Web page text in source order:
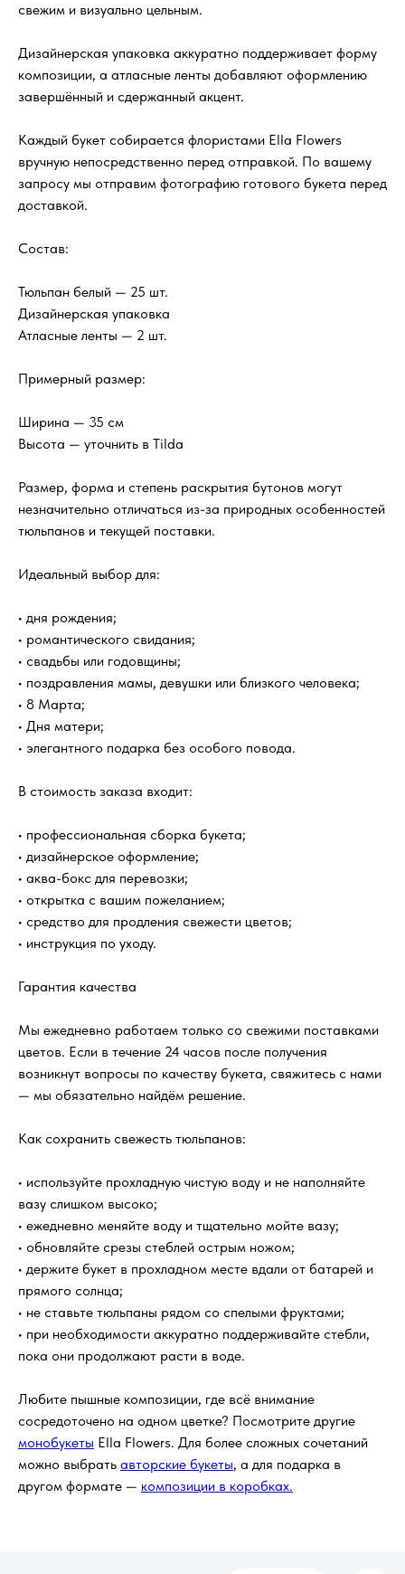
свежим и визуально цельным.
Дизайнерская упаковка аккуратно поддерживает форму
композиции, а атласные ленты добавляют оформлению
завершённый и сдержанный акцент.
Каждый букет собирается флористами Ella Flowers
вручную непосредственно перед отправкой. По вашему
запросу мы отправим фотографию готового букета перед
доставкой.
Состав:
Тюльпан белый — 25 шт.
Дизайнерская упаковка
Атласные ленты — 2 шт.
Примерный размер:
Ширина — 35 см
Высота — уточнить в Tilda
Размер, форма и степень раскрытия бутонов могут
незначительно отличаться из-за природных особенностей
тюльпанов и текущей поставки.
Идеальный выбор для:
• дня рождения;
• романтического свидания;
• свадьбы или годовщины;
• поздравления мамы, девушки или близкого человека;
• 8 Марта;
• Дня матери;
• элегантного подарка без особого повода.
В стоимость заказа входит:
• профессиональная сборка букета;
• дизайнерское оформление;
• аква-бокс для перевозки;
• открытка с вашим пожеланием;
• средство для продления свежести цветов;
• инструкция по уходу.
Гарантия качества
Мы ежедневно работаем только со свежими поставками
цветов. Если в течение 24 часов после получения
возникнут вопросы по качеству букета, свяжитесь с нами
— мы обязательно найдём решение.
Как сохранить свежесть тюльпанов:
• используйте прохладную чистую воду и не наполняйте
вазу слишком высоко;
• ежедневно меняйте воду и тщательно мойте вазу;
• обновляйте срезы стеблей острым ножом;
• держите букет в прохладном месте вдали от батарей и
прямого солнца;
• не ставьте тюльпаны рядом со спелыми фруктами;
• при необходимости аккуратно поддерживайте стебли,
пока они продолжают расти в воде.
Любите пышные композиции, где всё внимание
сосредоточено на одном цветке? Посмотрите другие
монобукеты Ella Flowers. Для более сложных сочетаний
можно выбрать авторские букеты, а для подарка в
другом формате — композиции в коробках.
Часто задаваемые
вопросы
Будет ли букет выглядеть как на
Цветы действительно свежие?
Отправляете ли вы фотографию
букета перед доставкой?
Что входит в стоимость заказа?
Можно ли заказать букет
Если получателя нет дома?
Можно ли изменить состав букета?